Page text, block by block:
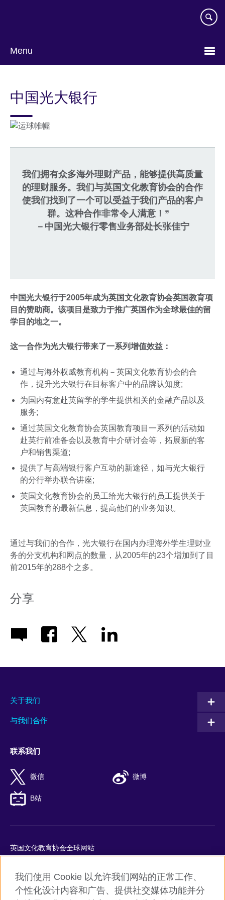
Menu
language
中国光大银行
我们拥有众多海外理财产品，能够提供高质量
的理财服务。我们与英国文化教育协会的合作
使我们找到 了一个可以受益于我们产品的客户
群。这种合作非常令人满意！”
－ 中国光大银行零售业务部处长张佳宁
中国光大银行于2005年成为英国文化教育协会英国教育项
目的赞助商。该项目是致力于推广英国作为全球最佳的留
学目的地之一。
这一合作为光大银行带来了一系列增值效益：
通过与海外权威教育机构－英国文化教育协会的合
作，提升光大银行在目标客户中的品牌认知度;
为国内有意赴英留学的学生提供相关的金融产品以及
服务;
通过英国文化教育协会英国教育项目一系列的活动如
赴英行前准备会以及教育中介研讨会等，拓展新的客
户和销售渠道;
提供了与高端银行客户互动的新途径，如与光大银行
的分行举办联合讲座;
英国文化教育协会的员工给光大银行的员工提供关于
英国教育的最新信息，提高他们的业务知识。
通过与我们的合作，光大银行在国内办理海外学生理财业
务的分支机构和网点的数量，从2005年的23个增加到了目
前2015年的288个之多。
分享
关于我们
与我们合作
联系我们
微信 微博
B站
英国文化教育协会全球网站
Cookie
网站地图
我们使用 Cookie 以允许我们网站的正常工作、
个性化设计内容和广告、提供社交媒体功能并分